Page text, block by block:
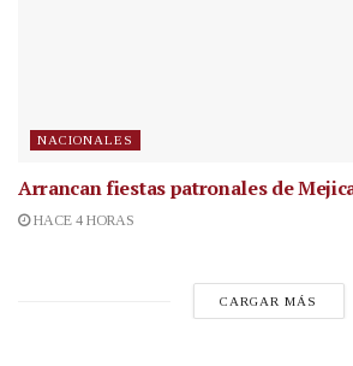
NACIONALES
Arrancan fiestas patronales de
HACE 4 HORAS
CARGAR MÁS